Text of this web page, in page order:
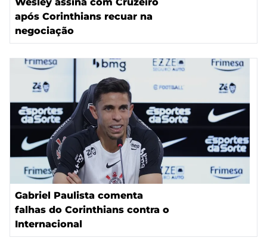
após Corinthians recuar na
negociação
Gabriel Paulista comenta
falhas do Corinthians contra o
Internacional